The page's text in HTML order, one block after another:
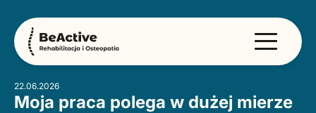
22.06.2026
Moja praca polega w dużej mierze